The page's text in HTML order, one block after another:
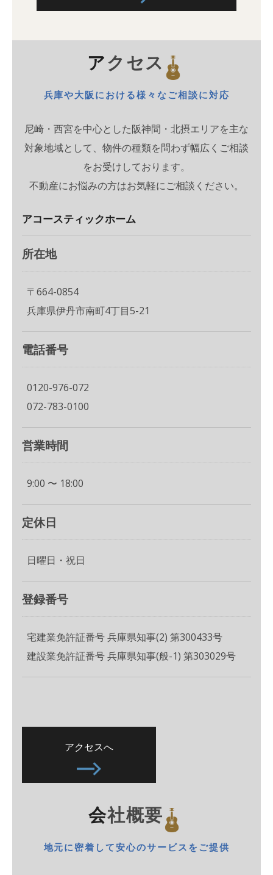
兵庫や大阪における様々なご相談に対応
アクセス
尼崎・西宮を中心とした阪神間・北摂エリアを主な
対象地域として、物件の種類を問わず幅広くご相談
をお受けしております。
不動産にお悩みの方はお気軽にご相談ください。
アコースティックホーム
所在地
〒664-0854
兵庫県伊丹市南町4丁目5-21
電話番号
0120-976-072
072-783-0100
営業時間
9:00 〜 18:00
定休日
日曜日・祝日
登録番号
宅建業免許証番号 兵庫県知事(2) 第300433号
建設業免許証番号 兵庫県知事(般-1) 第303029号
アクセスへ
地元に密着して安心のサービスをご提供
会社概要